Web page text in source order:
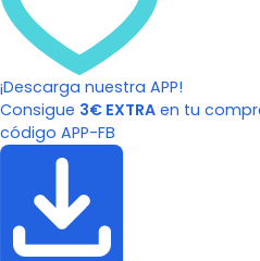
¡Descarga nuestra APP!
Consigue 3€ EXTRA en tu
código APP-FB